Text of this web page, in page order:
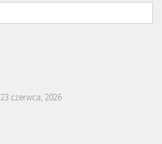
23 czerwca, 2026